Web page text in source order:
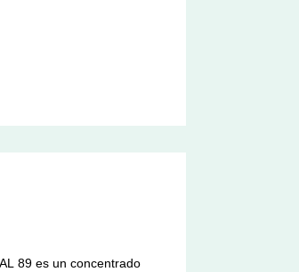
89 es un concentrado